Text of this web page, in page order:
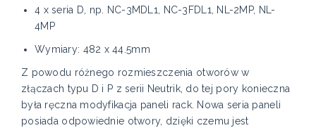
4 x seria D, np. NC-3MDL1, NC-3FDL1, NL-2MP, NL-
4MP
Wymiary: 482 x 44.5mm
Z powodu różnego rozmieszczenia otworów w
złączach typu D i P z serii Neutrik, do tej pory konieczna
była ręczna modyfikacja paneli rack. Nowa seria paneli
posiada odpowiednie otwory, dzięki czemu jest